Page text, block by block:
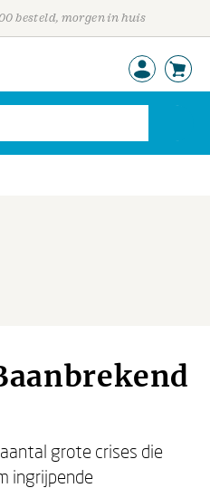
besteld, morgen in huis
grote crises die
ingrijpende